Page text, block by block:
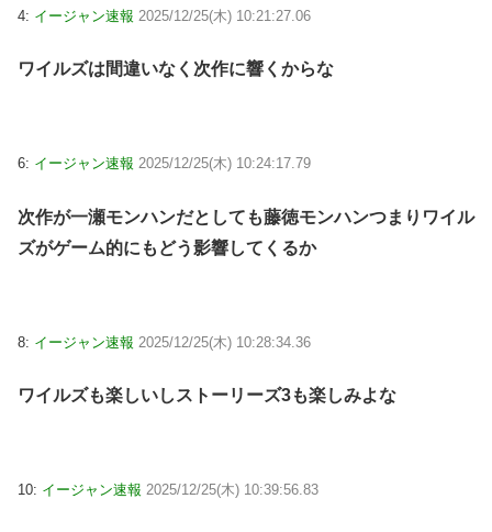
4: イージャン速報 2025/12/25(木) 10:21:27.06
ワイルズは間違いなく次作に響くからな
6: イージャン速報 2025/12/25(木) 10:24:17.79
次作が一瀬モンハンだとしても藤徳モンハンつまりワイル
ズがゲーム的にもどう影響してくるか
8: イージャン速報 2025/12/25(木) 10:28:34.36
ワイルズも楽しいしストーリーズ3も楽しみよな
10: イージャン速報 2025/12/25(木) 10:39:56.83